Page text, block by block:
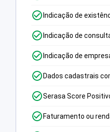
Indicação de
Indicação de
Indicação de
Dados cadastrais
Serasa Score
Faturamento ou